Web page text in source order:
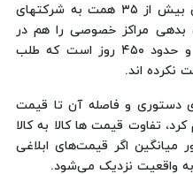
) دولت هم اکنون بیش از ۳۵ همت به شرکتهای
بدهی مراکز خصوصی را هم در
نظر نگرفته‌ایم) و بیش از یکسال و حدود ۴۵۰ روز است که طلب
نکرده اند.
دستوری و فاصله آن تا قیمت
تفاوت قیمت ها کالا به کالا
اگر قیمت‌های ابلاغی
واقعیت نزدیک می‌شود.